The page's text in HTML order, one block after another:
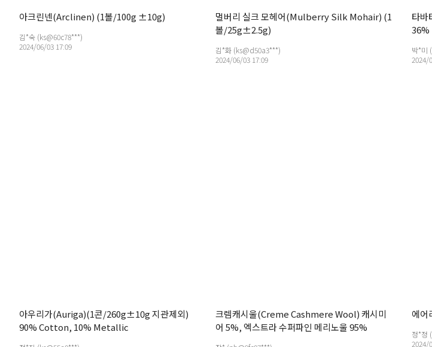
아크린넨(Arclinen) (1볼/100g ±10g)
김*숙 (ks@60c78***)
2024/06/03 17:09
멀버리 실크 모헤어(Mulberry Silk Mohair) (1
볼/25g±2.5g)
김*화 (ks@d50a3***)
2024/06/03 17:09
타
박*미
2024/
아우리가(Auriga)(1콘/260g±10g 지관제외)
90% Cotton, 10% Metallic
크렘캐시울(Creme Cashmere Wool) 캐시미
어 5%, 엑스트라 수퍼파인 메리노울 95%
에
정*정
2024/